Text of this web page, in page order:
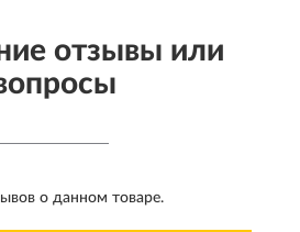
отзывы или
о данном товаре.